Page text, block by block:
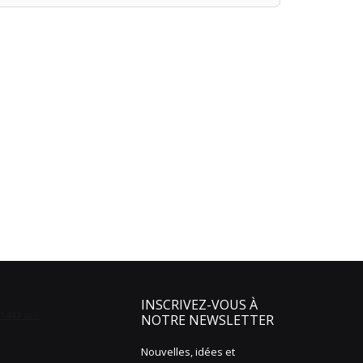
INSCRIVEZ-VOUS À
NOTRE NEWSLETTER
Nouvelles, idées et